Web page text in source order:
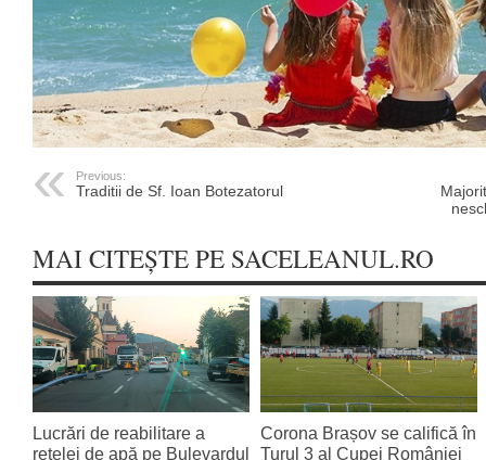
Previous:
Traditii de Sf. Ioan Botezatorul
MAI CITEȘTE PE SACELEANUL.RO
Lucrări de reabilitare a
rețelei de apă pe Bulevardul
Corona Brașov se califică în
Turul 3 al Cupei României